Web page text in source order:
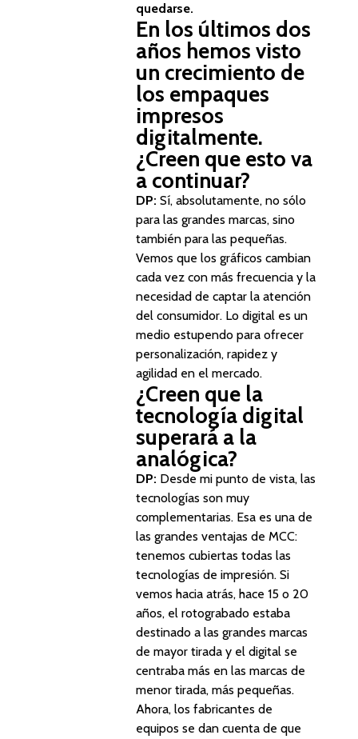
quedarse.
En los últimos dos
años hemos visto
un crecimiento de
los empaques
impresos
digitalmente.
¿Creen que esto va
a continuar?
DP: Sí, absolutamente, no sólo
para las grandes marcas, sino
también para las pequeñas.
Vemos que los gráficos cambian
cada vez con más frecuencia y la
necesidad de captar la atención
del consumidor. Lo digital es un
medio estupendo para ofrecer
personalización, rapidez y
agilidad en el mercado.
¿Creen que la
tecnología digital
superará a la
analógica?
DP: Desde mi punto de vista, las
tecnologías son muy
complementarias. Esa es una de
las grandes ventajas de MCC:
tenemos cubiertas todas las
tecnologías de impresión. Si
vemos hacia atrás, hace 15 o 20
años, el rotograbado estaba
destinado a las grandes marcas
de mayor tirada y el digital se
centraba más en las marcas de
menor tirada, más pequeñas.
Ahora, los fabricantes de
equipos se dan cuenta de que